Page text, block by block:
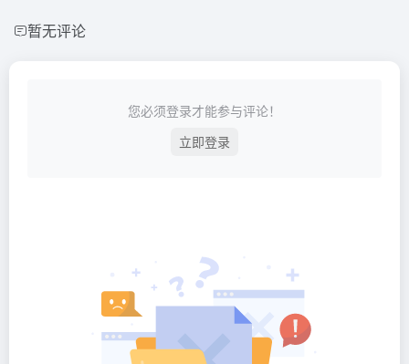
暂无评论
您必须登录才能参与评论！
立即登录